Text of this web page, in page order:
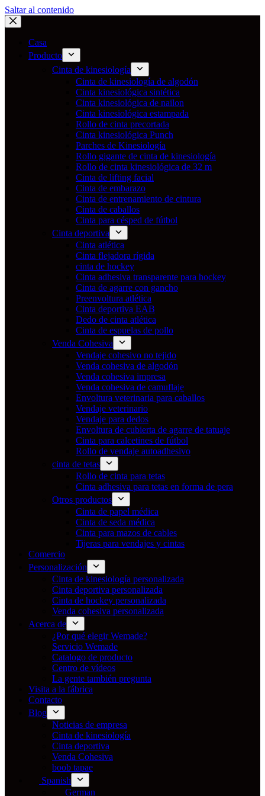
Saltar al contenido
Casa
Producto
Cinta de kinesiología
Cinta de kinesiología de algodón
Cinta kinesiológica sintética
Cinta kinesiológica de nailon
Cinta kinesiológica estampada
Rollo de cinta precortada
Cinta kinesiológica Punch
Parches de Kinesiología
Rollo gigante de cinta de kinesiología
Rollo de cinta kinesiológica de 32 m
Cinta de lifting facial
Cinta de embarazo
Cinta de entrenamiento de cintura
Cinta de caballos
Cinta para césped de fútbol
Cinta deportiva
Cinta atlética
Cinta flejadora rígida
cinta de hockey
Cinta adhesiva transparente para hockey
Cinta de agarre con gancho
Preenvoltura atlética
Cinta deportiva EAB
Dedo de cinta atlética
Cinta de espuelas de pollo
Venda Cohesiva
Vendaje cohesivo no tejido
Venda cohesiva de algodón
Venda cohesiva impresa
Venda cohesiva de camuflaje
Envoltura veterinaria para caballos
Vendaje veterinario
Vendaje para dedos
Envoltura de cubierta de agarre de tatuaje
Cinta para calcetines de fútbol
Rollo de vendaje autoadhesivo
cinta de tetas
Rollo de cinta para tetas
Cinta adhesiva para tetas en forma de pera
Otros productos
Cinta de papel médica
Cinta de seda médica
Cinta para mazos de cables
Tijeras para vendajes y cintas
Comercio
Personalización
Cinta de kinesiología personalizada
Cinta deportiva personalizada
Cinta de hockey personalizada
Venda cohesiva personalizada
Acerca de
¿Por qué elegir Wemade?
Servicio Wemade
Catalogo de producto
Centro de vídeos
La gente también pregunta
Visita a la fábrica
Contacto
Blog
Noticias de empresa
Cinta de kinesiología
Cinta deportiva
Venda Cohesiva
boob tapae
Spanish
German